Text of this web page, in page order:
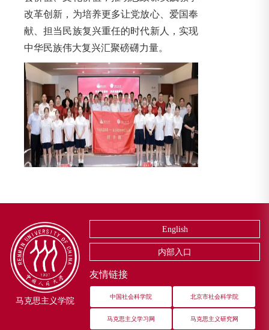
改革创新，为培养更多让党放心、爱国奉
献、担当民族复兴重任的时代新人，实现
中华民族伟大复兴汇聚磅礴力量。
马克思主义学院
English
内部入口
友情链接
中国社会科学院 北京市社会科学院
马克思主义学习网 马克思主义研究网